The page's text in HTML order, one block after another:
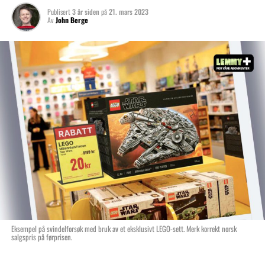
Publisert3 år siden på21. mars 2023
AvJohn Berge
Eksempel på svindelforsøk med bruk av et eksklusivt LEGO-sett. Merk korrekt norsk
salgspris på førprisen.